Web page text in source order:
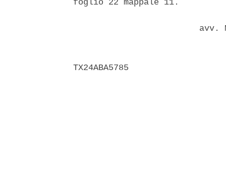
foglio 22 mappale 11.